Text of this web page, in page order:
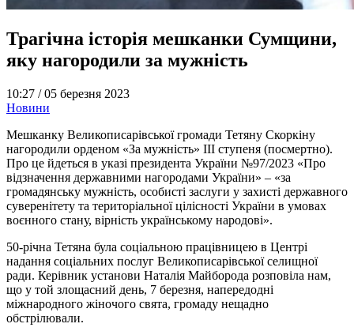
Трагічна історія мешканки Сумщини,
яку нагородили за мужність
10:27 /05 березня 2023
Новини
Мешканку Великописарівської громади Тетяну Скоркіну
нагородили орденом «За мужність» III ступеня (посмертно).
Про це йдеться в указі президента України №97/2023 «Про
відзначення державними нагородами України» – «за
громадянську мужність, особисті заслуги у захисті державного
суверенітету та територіальної цілісності України в умовах
воєнного стану, вірність українському народові».
50-річна Тетяна була соціальною працівницею в Центрі
надання соціальних послуг Великописарівської селищної
ради. Керівник установи Наталія Майборода розповіла нам,
що у той злощасний день, 7 березня, напередодні
міжнародного жіночого свята, громаду нещадно
обстрілювали.